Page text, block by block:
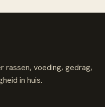
rassen, voeding, gedrag,
in huis.